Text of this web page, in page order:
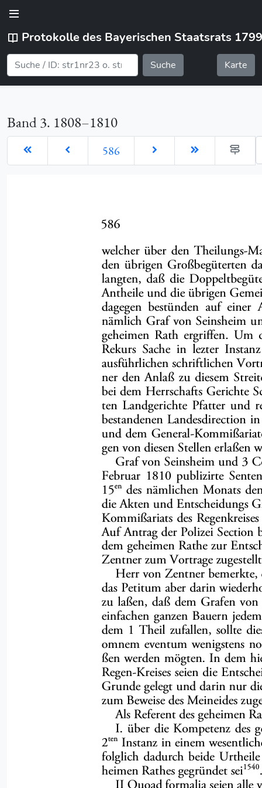
Protokolle des Bayerischen Staatsrats
Suche Karte
Band 3. 1808–1810
586